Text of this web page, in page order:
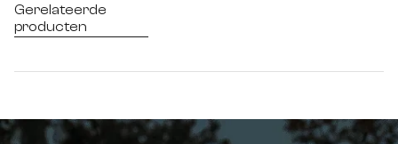
Gerelateerde
producten